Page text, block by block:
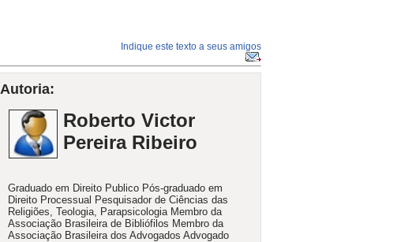
Indique este texto a seus amigos
Autoria:
Roberto Victor
Pereira Ribeiro
Graduado em Direito Publico Pós-graduado em
Direito Processual Pesquisador de Ciências das
Religiões, Teologia, Parapsicologia Membro da
Associação Brasileira de Bibliófilos Membro da
Associação Brasileira dos Advogados Advogado